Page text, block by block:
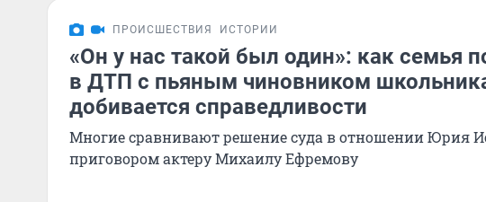
ПРОИСШЕСТВИЯ ИСТОРИИ
«Он у нас такой был один»: как семья
в ДТП с пьяным чиновником
добивается справедливости
Многие сравнивают решение суда в отношении Юрия
приговором актеру Михаилу Ефремову